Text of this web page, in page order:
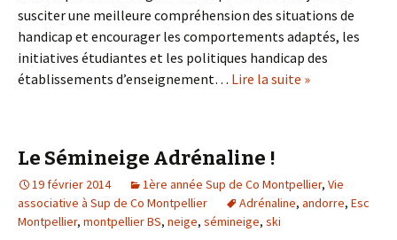
susciter une meilleure compréhension des situations de
handicap et encourager les comportements adaptés, les
initiatives étudiantes et les politiques handicap des
établissements d’enseignement… Lire la suite »
Le Sémineige Adrénaline !
19 février 2014 1ère année Sup de Co Montpellier, Vie
associative à Sup de Co Montpellier
Adrénaline, andorre, Esc
Montpellier, montpellier BS, neige, sémineige, ski